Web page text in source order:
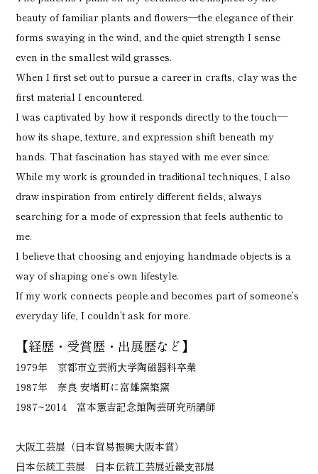
beauty of familiar plants and flowers—the elegance of their
forms swaying in the wind, and the quiet strength I sense
even in the smallest wild grasses.
When I first set out to pursue a career in crafts, clay was the
first material I encountered.
I was captivated by how it responds directly to the touch—
how its shape, texture, and expression shift beneath my
hands. That fascination has stayed with me ever since.
While my work is grounded in traditional techniques, I also
draw inspiration from entirely different fields, always
searching for a mode of expression that feels authentic to
me.
I believe that choosing and enjoying handmade objects is a
way of shaping one’s own lifestyle.
If my work connects people and becomes part of someone’s
everyday life, I couldn’t ask for more.
【経歴・受賞歴・出展歴など】
1979年 京都市⽴芸術⼤学陶磁器科卒業
1987年 奈良 安堵町に富雄窯築窯
1987~2014 富本憲吉記念館陶芸研究所講師
⼤阪⼯芸展（⽇本貿易振興⼤阪本賞）
⽇本伝統⼯芸展 ⽇本伝統⼯芸展近畿⽀部展